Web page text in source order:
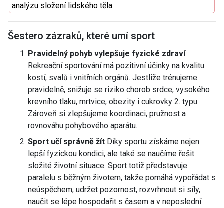
analýzu složení lidského těla.
Šestero zázraků, které umí sport
Pravidelný pohyb vylepšuje fyzické zdraví
Rekreační sportování má pozitivní účinky na kvalitu
kostí, svalů i vnitřních orgánů. Jestliže trénujeme
pravidelně, snižuje se riziko chorob srdce, vysokého
krevního tlaku, mrtvice, obezity i cukrovky 2. typu.
Zároveň si zlepšujeme koordinaci, pružnost a
rovnováhu pohybového aparátu.
Sport učí správně žít Díky sportu získáme nejen
lepší fyzickou kondici, ale také se naučíme řešit
složité životní situace. Sport totiž představuje
paralelu s běžným životem, takže pomáhá vypořádat s
neúspěchem, udržet pozornost, rozvrhnout si síly,
naučit se lépe hospodařit s časem a v neposlední